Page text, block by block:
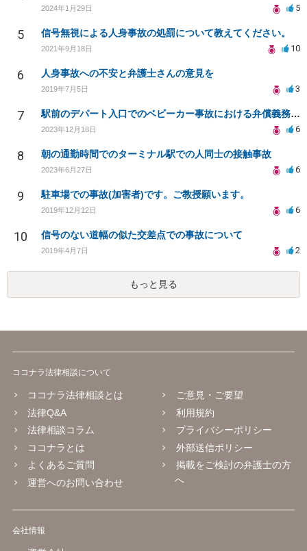
2024年1月29日 5
5 信号無視による人身事故の処罰について教えてください。
2021年9月18日 10
6 人身事故への不安と弁護士さんの意見を
2019年7月5日 3
7 駅前のデパート入口でのベビーカー事故における弁償義務について
2023年12月18日 6
8 朝の通勤時間でのターミナル駅での人同士の接触事故
2023年6月27日 6
9 駐車場での事故(加害者)です。ご教授願います。
2019年12月12日 6
10 信号のない道幅の似た交差点での事故について
2019年4月7日 2
もっと見る
ココナラ法律相談について
ココナラ法律相談とは
法律Q&A
法律相談コラム
ココナラとは
よくあるご質問
運営へのお問い合わせ
ご意見・ご要望
利用規約
プライバシーポリシー
外部送信ポリシー
掲載をご検討の弁護士の方
へ
会社情報